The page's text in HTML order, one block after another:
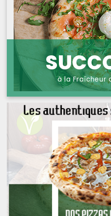
NOS PIZZAS FROMAGES
NOS SAVEURS D AILLEURS
OFFRE PRIMA
OFFRE MEZZO
MENUS BAMBINO
NOS PATES GRATINEES
NOS BURRITOS GRATINES
NOS PANINIS
NOS SALADES
PROTECTION DES
DONNÉES
à la Fraîcheur